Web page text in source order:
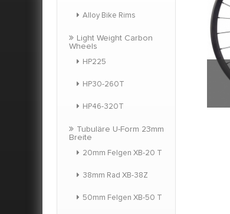
Alloy Bike Rims
Light Weight Carbon
Wheels
HP225
HP30-260T
HP46-320T
Tubuläre U-Form 23mm
Breite
20mm Felgen XB-20 T
38mm Rad XB-38Z
50mm Felgen XB-50 T